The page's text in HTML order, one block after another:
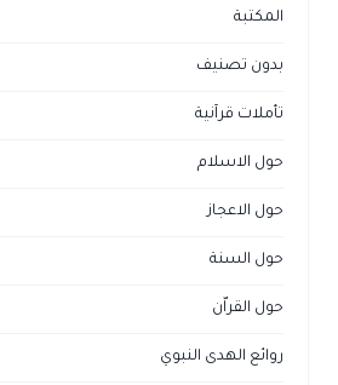
المكتبة
بدون تصنيف
تأملات قرآنية
حول الاسلام
حول الاعجاز
حول السنة
حول القراّن
روائع الهدى النبوي